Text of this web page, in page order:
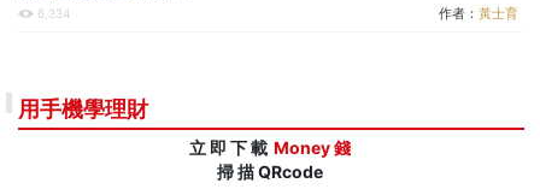
6,334 作者： 黃士育
用手機學理財
立 即 下 載 Money 錢
掃 描 QRcode